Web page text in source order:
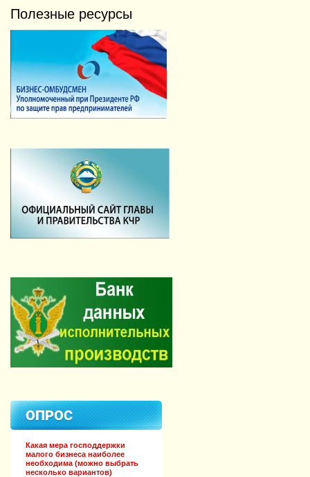
Полезные ресурсы
ОПРОС
Какая мера господдержки
малого бизнеса наиболее
необходима (можно выбрать
несколько вариантов)